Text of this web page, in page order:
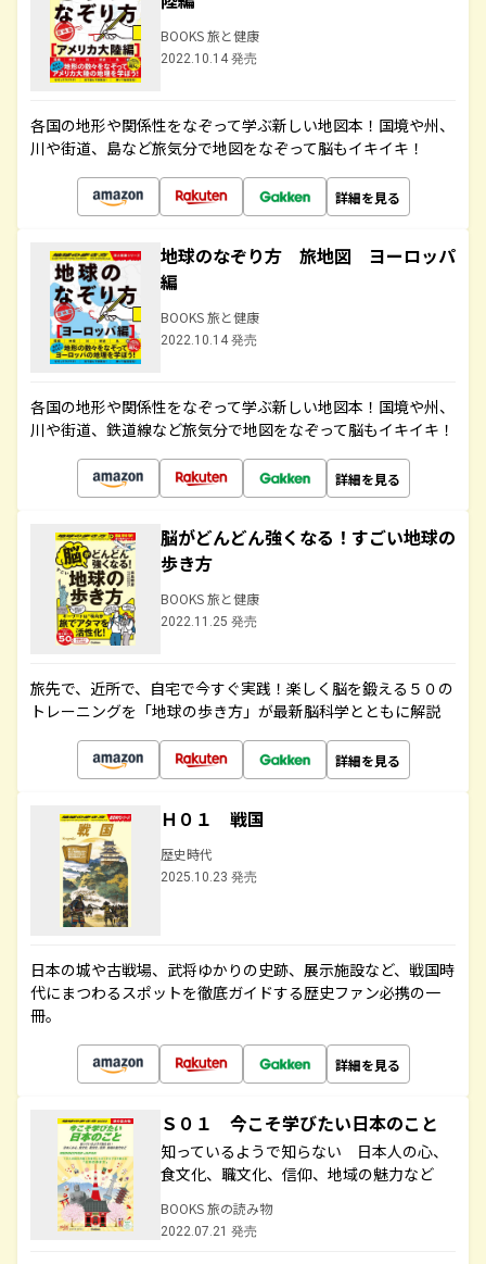
BOOKS 旅と健康
2022.10.14 発売
各国の地形や関係性をなぞって学ぶ新しい地図本！国境や州、
川や街道、島など旅気分で地図をなぞって脳もイキイキ！
詳細を見る
地球のなぞり方 旅地図 ヨーロッパ
編
BOOKS 旅と健康
2022.10.14 発売
各国の地形や関係性をなぞって学ぶ新しい地図本！国境や州、
川や街道、鉄道線など旅気分で地図をなぞって脳もイキイキ！
詳細を見る
脳がどんどん強くなる！すごい地球の
歩き方
BOOKS 旅と健康
2022.11.25 発売
旅先で、近所で、自宅で今すぐ実践！楽しく脳を鍛える５０の
トレーニングを「地球の歩き方」が最新脳科学とともに解説
詳細を見る
Ｈ０１ 戦国
歴史時代
2025.10.23 発売
日本の城や古戦場、武将ゆかりの史跡、展示施設など、戦国時
代にまつわるスポットを徹底ガイドする歴史ファン必携の一
冊。
詳細を見る
Ｓ０１ 今こそ学びたい日本のこと
知っているようで知らない 日本人の心、
食文化、職文化、信仰、地域の魅力など
BOOKS 旅の読み物
2022.07.21 発売